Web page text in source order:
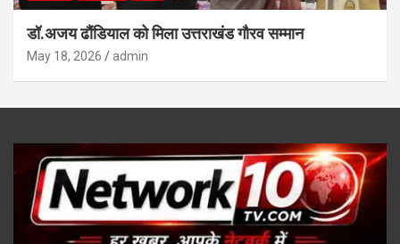
डॉ.अजय ढौंडियाल को मिला उत्तराखंड गौरव सम्मान
May 18, 2026 admin